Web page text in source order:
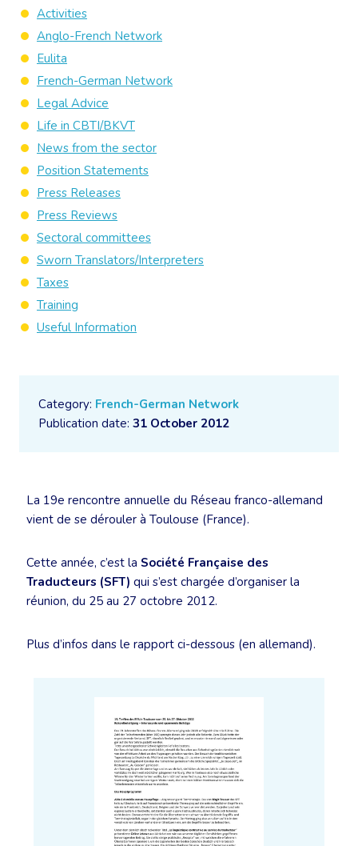
Category: French-German Network
Publication date: 31 October 2012
La 19e rencontre annuelle du Réseau franco-allemand
vient de se dérouler à Toulouse (France).
Cette année, c’est la Société Française des
Traducteurs (SFT) qui s’est chargée d’organiser la
réunion, du 25 au 27 octobre 2012.
Plus d’infos dans le rapport ci-dessous (en allemand).
Activities
Anglo-French Network
Eulita
French-German Network
Legal Advice
Life in CBTI/BKVT
News from the sector
Position Statements
Press Releases
Press Reviews
Sectoral committees
Sworn Translators/Interpreters
Taxes
Training
Useful Information